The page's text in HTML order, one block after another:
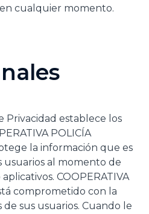
cualquier momento.
Privacidad establece los
POLICÍA
la información que es
usuarios al momento de
COOPERATIVA
comprometido con la
sus usuarios. Cuando le